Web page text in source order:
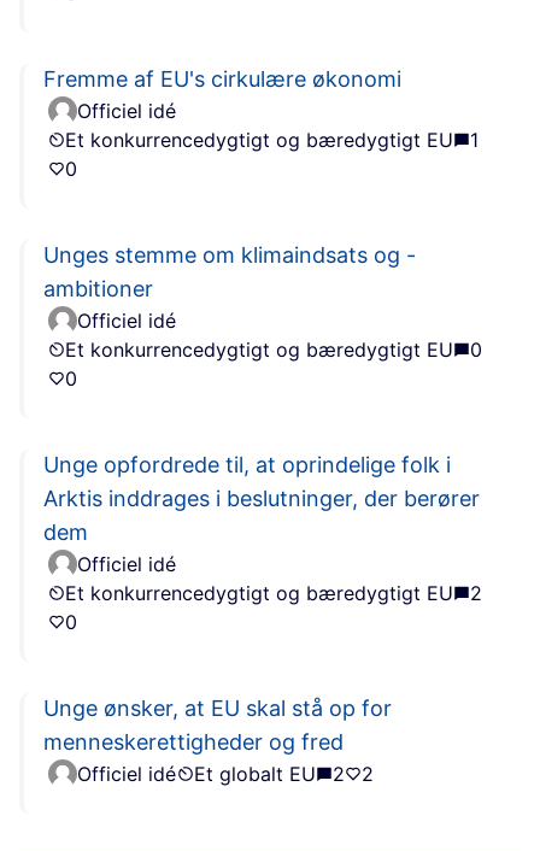
Fremme af EU's cirkulære økonomi
Officiel idé
Et konkurrencedygtigt og bæredygtigt EU
1
0
Unges stemme om klimaindsats og -
ambitioner
Officiel idé
Et konkurrencedygtigt og bæredygtigt EU
0
0
Unge opfordrede til, at oprindelige folk i
Arktis inddrages i beslutninger, der berører
dem
Officiel idé
Et konkurrencedygtigt og bæredygtigt EU
2
0
Unge ønsker, at EU skal stå op for
menneskerettigheder og fred
Officiel idé Et globalt EU 2 2